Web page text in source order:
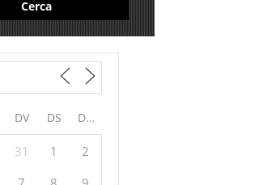
Cerca
DV DS DG
31 1
2